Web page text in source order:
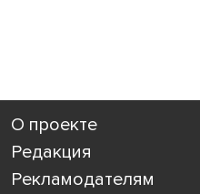
О проекте
Редакция
Рекламодателям